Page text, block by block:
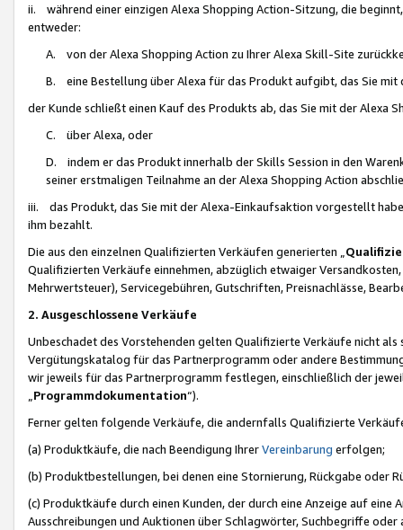
ii. während einer einzigen Alexa Shopping Action-Sitzung, die
entweder:
A. von der Alexa Shopping Action zu Ihrer Alexa Skill-Site
B. eine Bestellung über Alexa für das Produkt aufgibt, das Sie mit
der Kunde schließt einen Kauf des Produkts ab, das Sie mit der Alexa
C. über Alexa, oder
D. indem er das Produkt innerhalb der Skills Session in den
seiner erstmaligen Teilnahme an der Alexa Shopping Action
iii. das Produkt, das Sie mit der Alexa-Einkaufsaktion vorgestellt
ihm bezahlt.
Die aus den einzelnen Qualifizierten Verkäufen generierten „
Qualifizierten Verkäufe einnehmen, abzüglich etwaiger
Mehrwertsteuer), Servicegebühren, Gutschriften, Preisnachlässe,
2. Ausgeschlossene Verkäufe
Unbeschadet des Vorstehenden gelten Qualifizierte Verkäufe nicht
Vergütungskatalog für das Partnerprogramm oder andere
wir jeweils für das Partnerprogramm festlegen, einschließlich der
Programmdokumentation“).
Ferner gelten folgende Verkäufe, die andernfalls Qualifizierte
(a) Produktkäufe, die nach Beendigung IhrerVereinbarung erfolgen;
(b) Produktbestellungen, bei denen eine Stornierung, Rückgabe oder
(c) Produktkäufe durch einen Kunden, der durch eine Anzeige auf
Ausschreibungen und Auktionen über Schlagwörter, Suchbegriffe